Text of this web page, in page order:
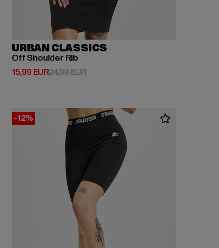
URBAN CLASSICS
Off Shoulder Rib
15,99 EUR
Derzeitiger Preis: 15,99 EUR
24,99 EURAktionspreis: 24,99 EUR
-12%